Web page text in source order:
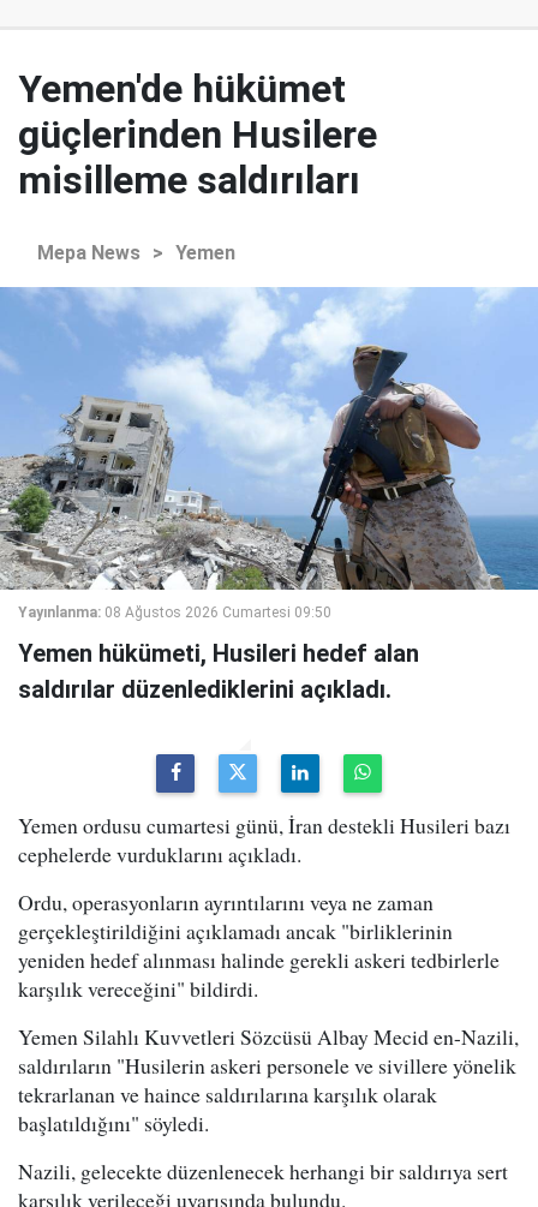
Yemen'de hükümet
güçlerinden Husilere
misilleme saldırıları
Mepa News > Yemen
Yayınlanma: 08 Ağustos 2026 Cumartesi 09:50
Yemen hükümeti, Husileri hedef alan
saldırılar düzenlediklerini açıkladı.
Yemen ordusu cumartesi günü, İran destekli Husileri bazı
cephelerde vurduklarını açıkladı.
Ordu, operasyonların ayrıntılarını veya ne zaman
gerçekleştirildiğini açıklamadı ancak "birliklerinin
yeniden hedef alınması halinde gerekli askeri tedbirlerle
karşılık vereceğini" bildirdi.
Yemen Silahlı Kuvvetleri Sözcüsü Albay Mecid en-Nazili,
saldırıların "Husilerin askeri personele ve sivillere yönelik
tekrarlanan ve haince saldırılarına karşılık olarak
başlatıldığını" söyledi.
Nazili, gelecekte düzenlenecek herhangi bir saldırıya sert
karşılık verileceği uyarısında bulundu.